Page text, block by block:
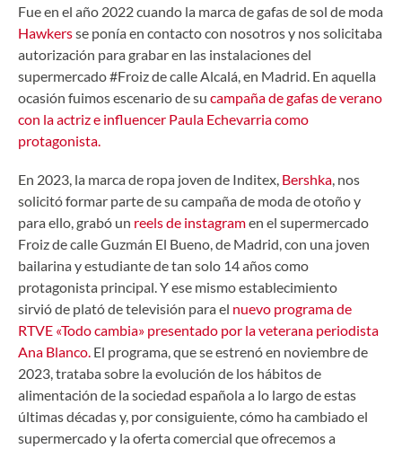
Fue en el año 2022 cuando la marca de gafas de sol de moda
Hawkersse ponía en contacto con nosotros y nos solicitaba
autorización para grabar en las instalaciones del
supermercado #Froiz de calle Alcalá, en Madrid. En aquella
ocasión fuimos escenario de su campaña de gafas de verano
con la actriz e influencer Paula Echevarria como
protagonista.
En 2023, la marca de ropa joven de Inditex, Bershka , nos
solicitó formar parte de su campaña de moda de otoño y
para ello, grabó un reels de instagramen el supermercado
Froiz de calle Guzmán El Bueno, de Madrid, con una joven
bailarina y estudiante de tan solo 14 años como
protagonista principal. Y ese mismo establecimiento
sirvió de plató de televisión para el nuevo programa de
RTVE «Todo cambia» presentado por la veterana periodista
Ana Blanco. El programa, que se estrenó en noviembre de
2023, trataba sobre la evolución de los hábitos de
alimentación de la sociedad española a lo largo de estas
últimas décadas y, por consiguiente, cómo ha cambiado el
supermercado y la oferta comercial que ofrecemos a